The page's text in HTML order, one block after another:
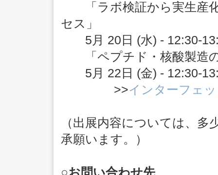
「ラボ検証から実生産化
セス」
5月 20日 (水) - 12:30-
「ペプチド・核酸製造の
5月 22日 (金) - 12:30-
>>インターフェ
（出展内容については、
承願います。）
○お問い合わせ先